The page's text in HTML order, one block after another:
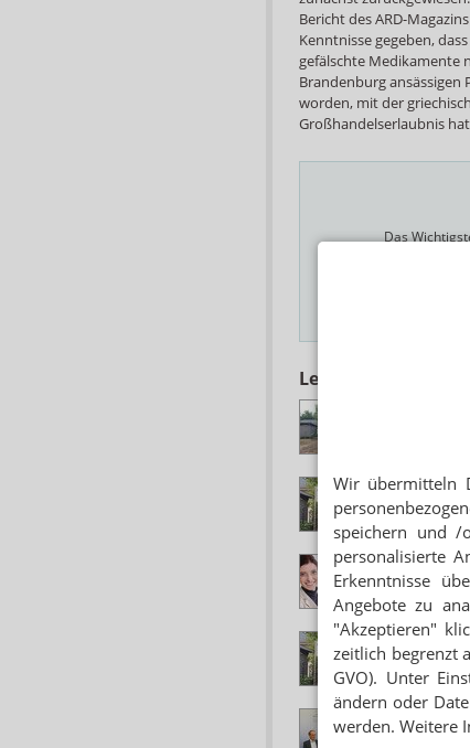
Wir übermitteln
speichern und /
personalisierte
Erkenntnisse
Angebote zu
"Akzeptieren"
zeitlich begrenzt
GVO). Unter
ändern oder
werden. Weitere
Bericht des ARD-
Kenntnisse gegeben,
gefälschte Medikamente
Brandenburg ansässigen
worden, mit der
Großhandelserlaubnis
Das
Lesen Sie auch
Lunapharm-
ZYTO-
Lunapharm:
LUNAPHARM
Zyto-
LUNAPHARM
Staatsanwalt: